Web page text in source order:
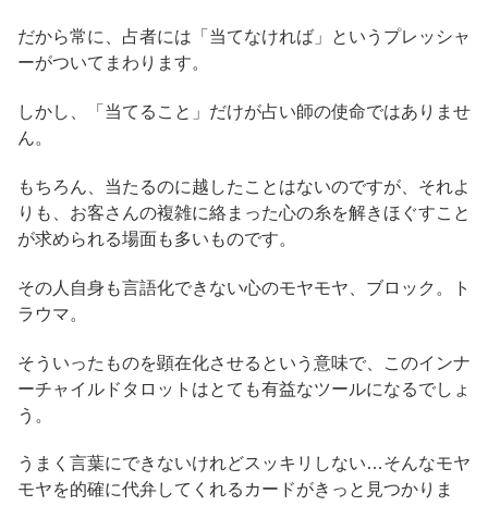
だから常に、占者には「当てなければ」というプレッシャ
ーがついてまわります。
しかし、「当てること」だけが占い師の使命ではありませ
ん。
もちろん、当たるのに越したことはないのですが、それよ
りも、お客さんの複雑に絡まった心の糸を解きほぐすこと
が求められる場面も多いものです。
その人自身も言語化できない心のモヤモヤ、ブロック。ト
ラウマ。
そういったものを顕在化させるという意味で、このインナ
ーチャイルドタロットはとても有益なツールになるでしょ
う。
うまく言葉にできないけれどスッキリしない…そんなモヤ
モヤを的確に代弁してくれるカードがきっと見つかりま